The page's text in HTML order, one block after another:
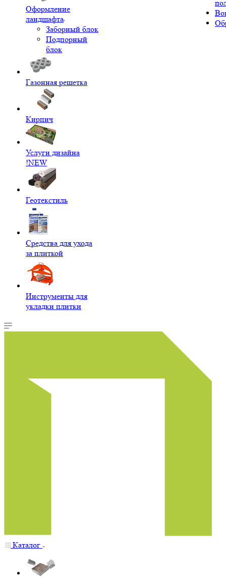
Оформление
ландшафта
Заборный блок
Подпорный
блок
Газонная решетка
Кирпич
Услуги дизайна
!NEW
Геотекстиль
Средства для ухода
за плиткой
Инструменты для
укладки плитки
Каталог